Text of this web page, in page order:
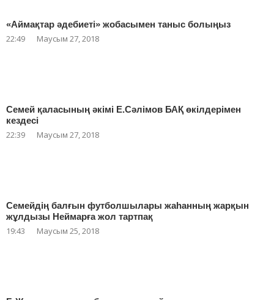
«Аймақтар әдебиеті» жобасымен таныс болыңыз
22:49 Маусым 27, 2018
Семей қаласының әкімі Е.Сәлімов БАҚ өкілдерімен
кездесі
22:39 Маусым 27, 2018
Семейдің балғын футболшылары жаһанның жарқын
жұлдызы Неймарға жол тартпақ
19:43 Маусым 25, 2018